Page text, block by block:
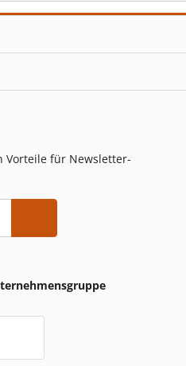
Vorteile für Newsletter-